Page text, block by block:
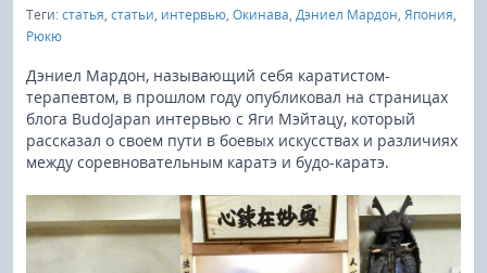
Теги:статья, статьи, интервью, Окинава, Дэниел Мардон, Япония,
Рюкю
Дэниел Мардон, называющий себя каратистом-
терапевтом, в прошлом году опубликовал на страницах
блога BudoJapan интервью с Яги Мэйтацу, который
рассказал о своем пути в боевых искусствах и различиях
между соревновательным каратэ и будо-каратэ.
UFC и MMA
Муай тай